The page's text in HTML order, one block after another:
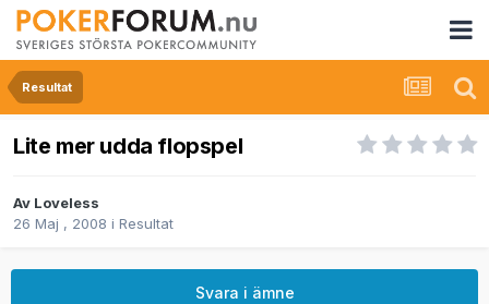
Resultat
Lite mer udda flopspel
Av Loveless
26 Maj , 2008 i Resultat
Svara i ämne